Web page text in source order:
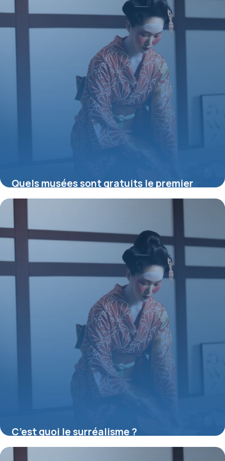
Quels musées sont gratuits le premier
dimanche du mois ?
C’est quoi le surréalisme ?
16 juillet 2026